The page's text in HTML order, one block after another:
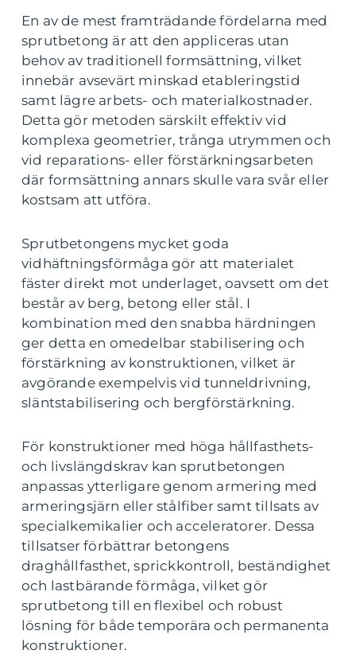
En av de mest framträdande fördelarna med
sprutbetong är att den appliceras utan
behov av traditionell formsättning, vilket
innebär avsevärt minskad etableringstid
samt lägre arbets- och materialkostnader.
Detta gör metoden särskilt effektiv vid
komplexa geometrier, trånga utrymmen och
vid reparations- eller förstärkningsarbeten
där formsättning annars skulle vara svår eller
kostsam att utföra.
Sprutbetongens mycket goda
vidhäftningsförmåga gör att materialet
fäster direkt mot underlaget, oavsett om det
består av berg, betong eller stål. I
kombination med den snabba härdningen
ger detta en omedelbar stabilisering och
förstärkning av konstruktionen, vilket är
avgörande exempelvis vid tunneldrivning,
släntstabilisering och bergförstärkning.
För konstruktioner med höga hållfasthets-
och livslängdskrav kan sprutbetongen
anpassas ytterligare genom armering med
armeringsjärn eller stålfiber samt tillsats av
specialkemikalier och acceleratorer. Dessa
tillsatser förbättrar betongens
draghållfasthet, sprickkontroll, beständighet
och lastbärande förmåga, vilket gör
sprutbetong till en flexibel och robust
lösning för både temporära och permanenta
konstruktioner.